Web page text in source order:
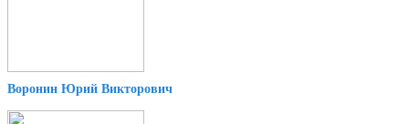
Воронин Юрий Викторович